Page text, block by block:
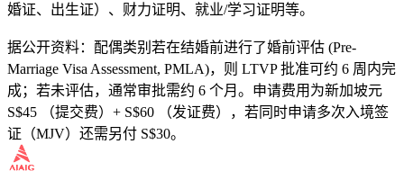
婚证、出生证）、财力证明、就业/学习证明等。
据公开资料：配偶类别若在结婚前进行了婚前评估 (Pre-
Marriage Visa Assessment, PMLA)，则 LTVP 批准可约 6 周内完
成；若未评估，通常审批需约 6 个月。申请费用为新加坡元
S$45 （提交费）+ S$60 （发证费），若同时申请多次入境签
证（MJV）还需另付 S$30。